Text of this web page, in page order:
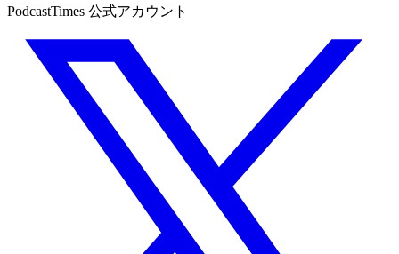
PodcastTimes 公式アカウント